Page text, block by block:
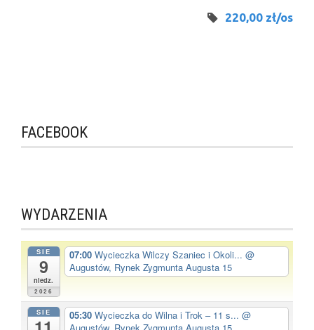
220,00 zł/os
FACEBOOK
WYDARZENIA
SIE
9
niedz.
2026
07:00 Wycieczka Wilczy Szaniec i Okoli... @
Augustów, Rynek Zygmunta Augusta 15
SIE 05:30 Wycieczka do Wilna i Trok – 11 s... @